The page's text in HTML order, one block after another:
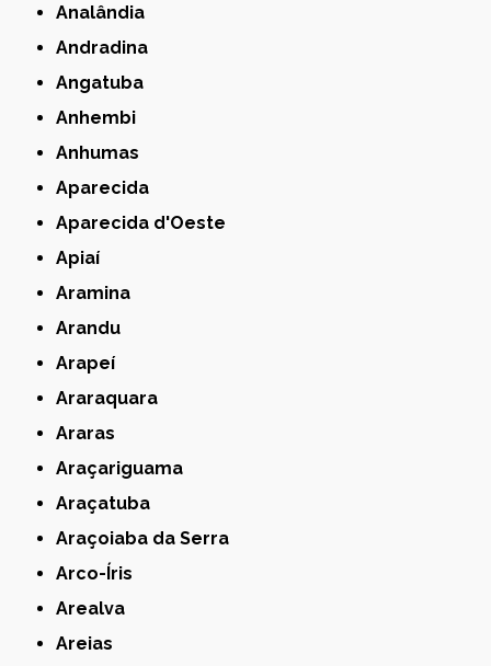
Analândia
Andradina
Angatuba
Anhembi
Anhumas
Aparecida
Aparecida d'Oeste
Apiaí
Aramina
Arandu
Arapeí
Araraquara
Araras
Araçariguama
Araçatuba
Araçoiaba da Serra
Arco-Íris
Arealva
Areias